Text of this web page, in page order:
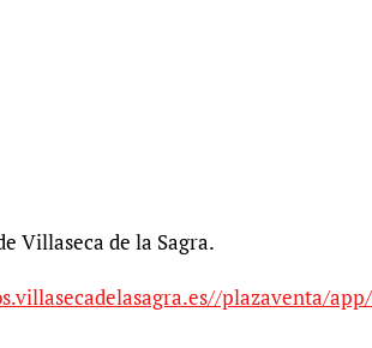
Villaseca de la Sagra.
plazaventa/app/